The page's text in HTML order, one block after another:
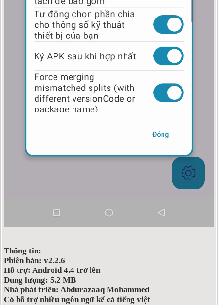
Thông tin:
Phiên bản: v2.2.6
Hỗ trợ: Android 4.4 trở lên
Dung lượng: 5.2 MB
Nhà phát triển: Abdurazaaq Mohammed
Có hỗ trợ nhiều ngôn ngữ kể cả tiếng việt